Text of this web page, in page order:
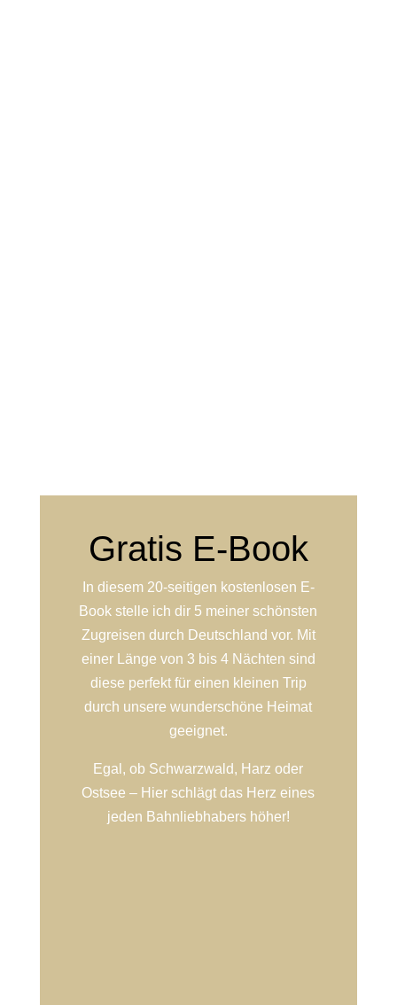
Gratis E-Book
In diesem 20-seitigen kostenlosen E-
Book stelle ich dir 5 meiner schönsten
Zugreisen durch Deutschland vor. Mit
einer Länge von 3 bis 4 Nächten sind
diese perfekt für einen kleinen Trip
durch unsere wunderschöne Heimat
geeignet.
Egal, ob Schwarzwald, Harz oder
Ostsee – Hier schlägt das Herz eines
jeden Bahnliebhabers höher!